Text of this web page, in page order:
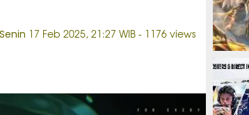
Senin 17 Feb 2025, 21:27 WIB- 1176 views